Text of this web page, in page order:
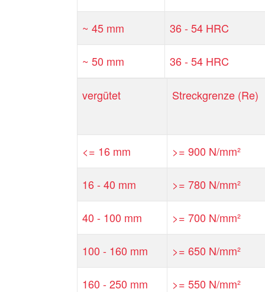
~ 45 mm 36 - 54 HRC
~ 50 mm 36 - 54 HRC
vergütet Streckgrenze (Re)
<= 16 mm >= 900 N/mm²
16 - 40 mm >= 780 N/mm²
40 - 100 mm >= 700 N/mm²
100 - 160 mm >= 650 N/mm²
160 - 250 mm >= 550 N/mm²